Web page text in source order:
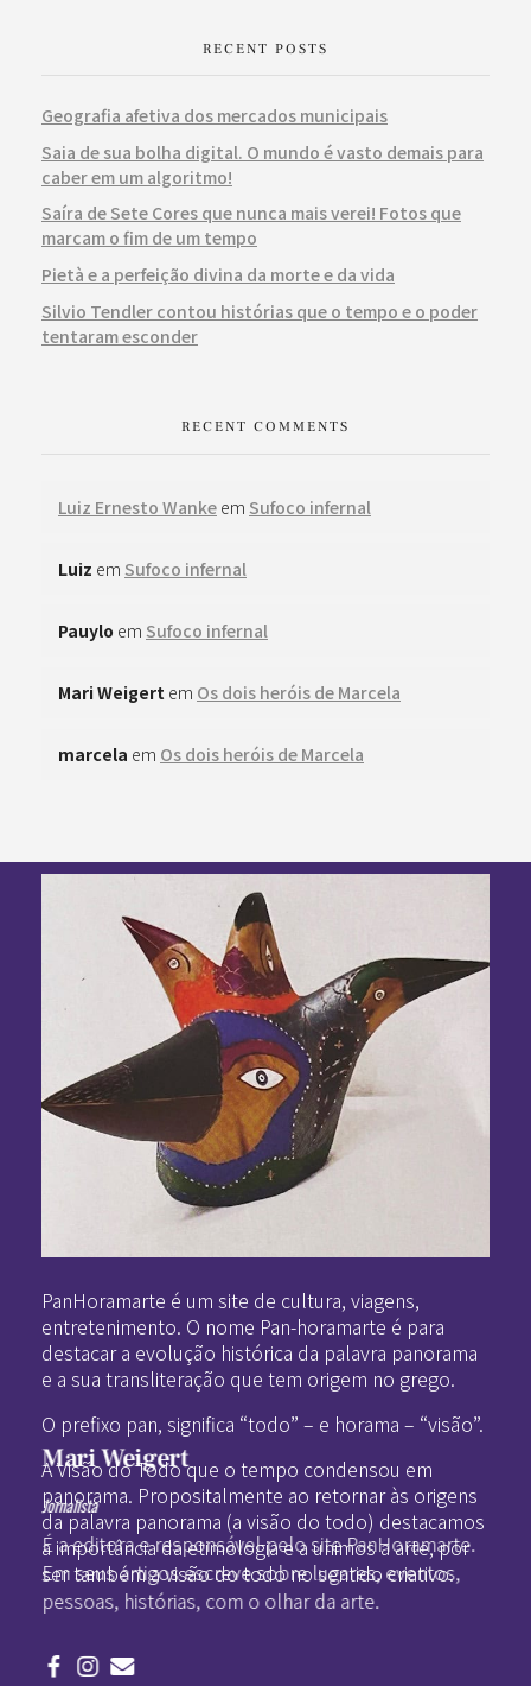
RECENT POSTS
Geografia afetiva dos mercados municipais
Saia de sua bolha digital. O mundo é vasto demais para
caber em um algoritmo!
Saíra de Sete Cores que nunca mais verei! Fotos que
marcam o fim de um tempo
Pietà e a perfeição divina da morte e da vida
Silvio Tendler contou histórias que o tempo e o poder
tentaram esconder
RECENT COMMENTS
Luiz Ernesto Wanke em Sufoco infernal
Luiz em Sufoco infernal
Pauylo em Sufoco infernal
Mari Weigert em Os dois heróis de Marcela
marcela em Os dois heróis de Marcela
PanHoramarte é um site de cultura, viagens,
entretenimento. O nome Pan-horamarte é para
destacar a evolução histórica da palavra panorama
e a sua transliteração que tem origem no grego.
O prefixo pan, significa “todo” – e horama – “visão”.
A Visão do Todo que o tempo condensou em
panorama. Propositalmente ao retornar às origens
da palavra panorama (a visão do todo) destacamos
a importância da etimologia e a unimos a arte, por
ser também a visão do todo no sentido criativo.
Mari Weigert
Jornalista
É a editora e responsável pelo site PanHoramarte.
Em seus artigos escreve sobre lugares, eventos,
pessoas, histórias, com o olhar da arte.